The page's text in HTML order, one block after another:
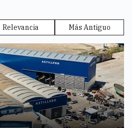
Relevancia Más Antiguo